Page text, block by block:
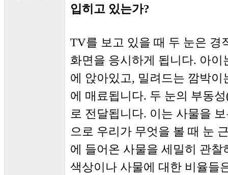
입히고 있는가?
TV를 보고 있을 때 두 눈은 경
화면을 응시하게 됩니다. 아
에 앉아있고, 밀려드는 깜박이
에 매료됩니다. 두 눈의 부동
로 전달됩니다. 이는 사물을
으로 우리가 무엇을 볼 때 눈
에 들어온 사물을 세밀히 관
색상이나 사물에 대한 비율들